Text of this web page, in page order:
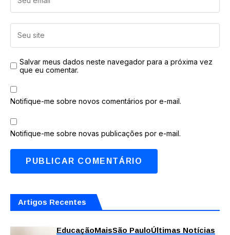
Salvar meus dados neste navegador para a próxima vez
que eu comentar.
Notifique-me sobre novos comentários por e-mail.
Notifique-me sobre novas publicações por e-mail.
Artigos Recentes
EducaçãoMaisSão PauloÚltimas Notícias